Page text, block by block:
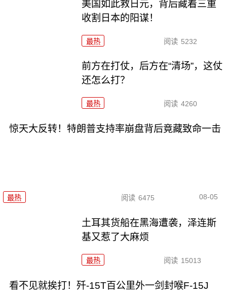
美国如此救日元，背后藏着三重
收割日本的阳谋！
最热 阅读 5232
前方在打仗，后方在“清场”，这仗
还怎么打？
最热 阅读 4260
惊天大反转！特朗普支持率崩盘背后竟藏致命一击
最热 阅读 6475 08-05
土耳其货船在黑海遭袭，泽连斯
基又惹了大麻烦
最热 阅读 15013
看不见就挨打！歼-15T百公里外一剑封喉F-15J